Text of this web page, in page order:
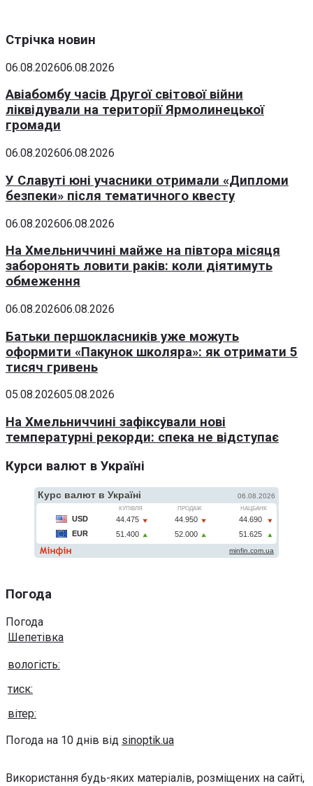
Стрічка новин
06.08.202606.08.2026
Авіабомбу часів Другої світової війни
ліквідували на території Ярмолинецької
громади
06.08.202606.08.2026
У Славуті юні учасники отримали «Дипломи
безпеки» після тематичного квесту
06.08.202606.08.2026
На Хмельниччині майже на півтора місяця
заборонять ловити раків: коли діятимуть
обмеження
06.08.202606.08.2026
Батьки першокласників уже можуть
оформити «Пакунок школяра»: як отримати 5
тисяч гривень
05.08.202605.08.2026
На Хмельниччині зафіксували нові
температурні рекорди: спека не відступає
Курси валют в Україні
Погода
Погода
Шепетівка
вологість:
тиск:
вітер:
Погода на 10 днів від sinoptik.ua
Використання будь-яких матеріалів, розміщених на сайті,